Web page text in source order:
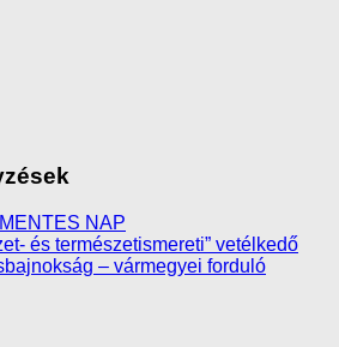
NAP
és természetismereti” vetélkedő
– vármegyei forduló